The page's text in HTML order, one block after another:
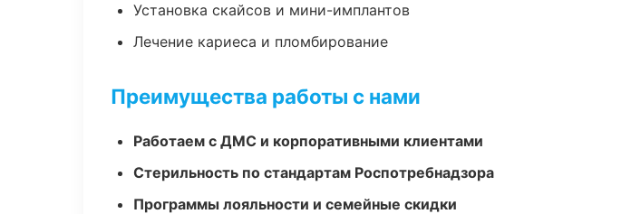
Установка скайсов и мини-имплантов
Лечение кариеса и пломбирование
Преимущества работы с нами
Работаем с ДМС и корпоративными клиентами
Стерильность по стандартам Роспотребнадзора
Программы лояльности и семейные скидки